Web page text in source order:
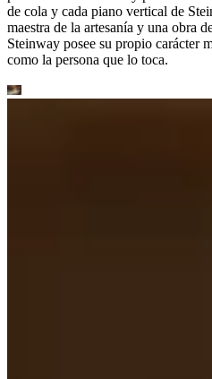
de cola y cada piano vertical de
maestra de la artesanía y una obra
Steinway posee su propio carácter
como la persona que lo toca.